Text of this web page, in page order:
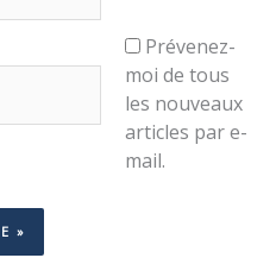
Prévenez-
moi de tous
les nouveaux
articles par e-
mail.